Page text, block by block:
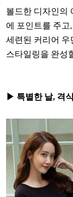
볼드한 디자인의
에 포인트를 주고
세련된 커리어 우
스타일링을 완성
▶ 특별한 날, 격